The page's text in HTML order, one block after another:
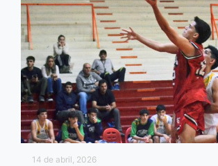
14 de abril, 2026